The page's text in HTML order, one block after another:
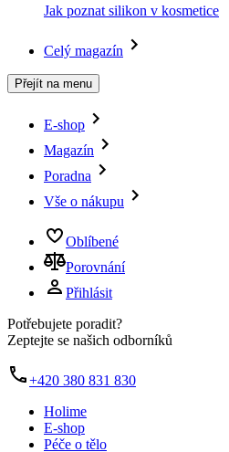
Jak poznat silikon v kosmetice
Celý magazín
Přejít na menu
E-shop
Magazín
Poradna
Vše o nákupu
Oblíbené
Porovnání
Přihlásit
Potřebujete poradit?
Zeptejte se našich odborníků
+420 380 831 830
Holime
E-shop
Péče o tělo